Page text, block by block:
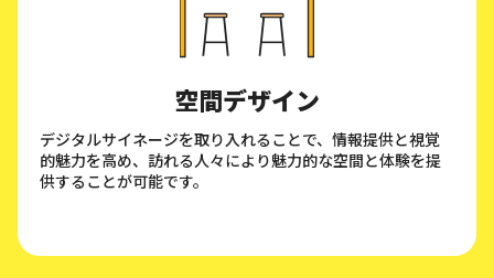
空間デザイン
デジタルサイネージを取り入れることで、情報提供と視覚
的魅力を高め、訪れる人々により魅力的な空間と体験を提
供することが可能です。